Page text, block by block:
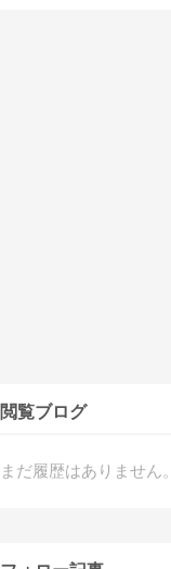
閲覧ブログ
まだ履歴はありません。